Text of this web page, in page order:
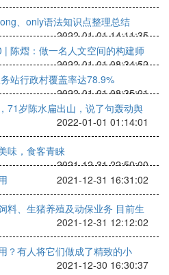
、only语法知识点整理总结
2022-01-01 14:11:35
陈熠：做一名人文空间的构建师
2022-01-01 08:34:52
站行政村覆盖率达78.9%
2022-01-01 08:35:01
71岁陈水扁出山，说了句轰动舆
2022-01-01 01:14:01
味，食客青睐
2021-12-31 22:50:00
2021-12-31 16:31:02
料、生猪养殖及动保业务 目前生
2021-12-31 12:12:02
？有人将它们做成了精致的小
2021-12-30 16:30:37